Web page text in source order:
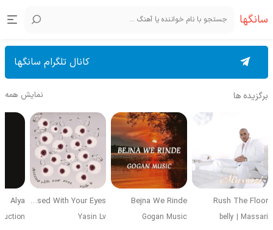
سانگها
کانال تلگرام سانگها
برگزیده ها نمایش همه
Rush The Floor
belly | Massari
Bejna We Rinde
Gogan Music
Obsessed With Your Eyes
Yasin Lv
Alya